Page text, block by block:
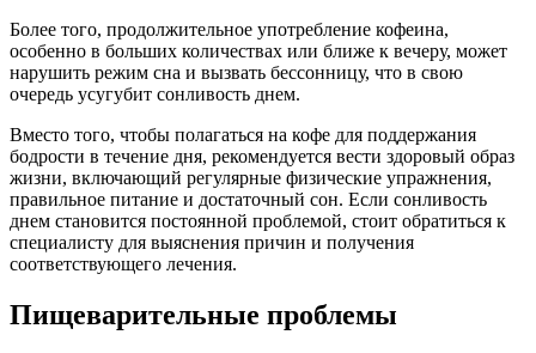
Более того, продолжительное употребление кофеина,
особенно в больших количествах или ближе к вечеру, может
нарушить режим сна и вызвать бессонницу, что в свою
очередь усугубит сонливость днем.
Вместо того, чтобы полагаться на кофе для поддержания
бодрости в течение дня, рекомендуется вести здоровый образ
жизни, включающий регулярные физические упражнения,
правильное питание и достаточный сон. Если сонливость
днем становится постоянной проблемой, стоит обратиться к
специалисту для выяснения причин и получения
соответствующего лечения.
Пищеварительные проблемы